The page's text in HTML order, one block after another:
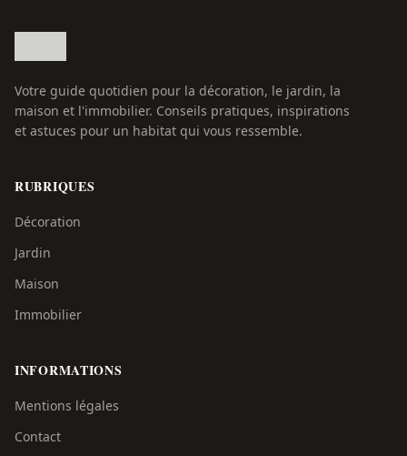
Votre guide quotidien pour la décoration, le jardin, la
maison et l'immobilier. Conseils pratiques, inspirations
et astuces pour un habitat qui vous ressemble.
RUBRIQUES
Décoration
Jardin
Maison
Immobilier
INFORMATIONS
Mentions légales
Contact